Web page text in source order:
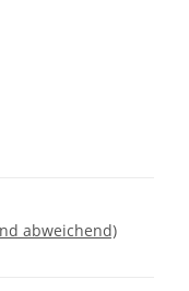
abweichend)